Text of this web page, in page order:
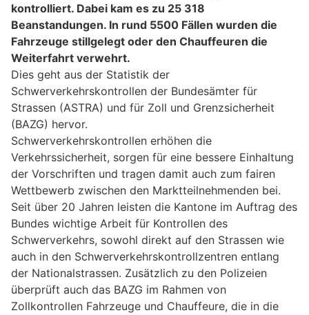
kontrolliert. Dabei kam es zu 25 318
Beanstandungen. In rund 5500 Fällen wurden die
Fahrzeuge stillgelegt oder den Chauffeuren die
Weiterfahrt verwehrt.
Dies geht aus der Statistik der
Schwerverkehrskontrollen der Bundesämter für
Strassen (ASTRA) und für Zoll und Grenzsicherheit
(BAZG) hervor.
Schwerverkehrskontrollen erhöhen die
Verkehrssicherheit, sorgen für eine bessere Einhaltung
der Vorschriften und tragen damit auch zum fairen
Wettbewerb zwischen den Marktteilnehmenden bei.
Seit über 20 Jahren leisten die Kantone im Auftrag des
Bundes wichtige Arbeit für Kontrollen des
Schwerverkehrs, sowohl direkt auf den Strassen wie
auch in den Schwerverkehrskontrollzentren entlang
der Nationalstrassen. Zusätzlich zu den Polizeien
überprüft auch das BAZG im Rahmen von
Zollkontrollen Fahrzeuge und Chauffeure, die in die